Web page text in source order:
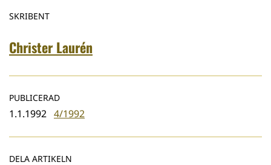
SKRIBENT
Christer Laurén
PUBLICERAD
1.1.1992 4/1992
DELA ARTIKELN